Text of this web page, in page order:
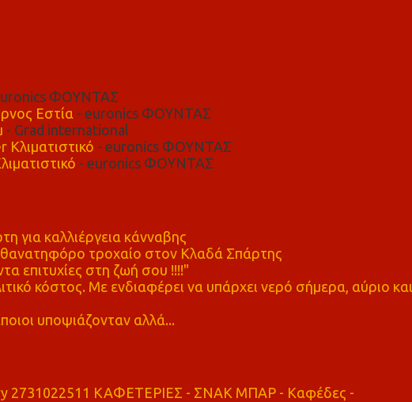
ΦΟΥΝΤΑΣ
Εστία- euronics ΦΟΥΝΤΑΣ
- Grad international
- euronics ΦΟΥΝΤΑΣ
- euronics ΦΟΥΝΤΑΣ
καλλιέργεια κάνναβης
τροχαίο στον Κλαδά Σπάρτης
επιτυχίες στη ζωή σου !!!!"
κόστος. Με ενδιαφέρει να υπάρχει νερό σήμερα, αύριο και
υποψιάζονταν αλλά...
2731022511 ΚΑΦΕΤΕΡΙΕΣ - ΣΝΑΚ ΜΠΑΡ - Καφέδες -